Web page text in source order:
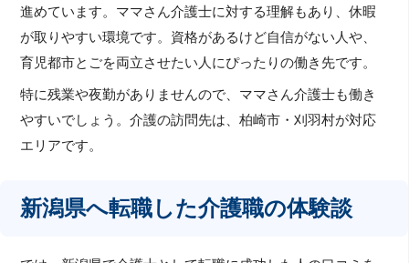
進めています。ママさん介護士に対する理解もあり、休暇
が取りやすい環境です。資格があるけど自信がない人や、
育児都市とごを両立させたい人にぴったりの働き先です。
特に残業や夜勤がありませんので、ママさん介護士も働き
やすいでしょう。介護の訪問先は、柏崎市・刈羽村が対応
エリアです。
新潟県へ転職した介護職の体験談